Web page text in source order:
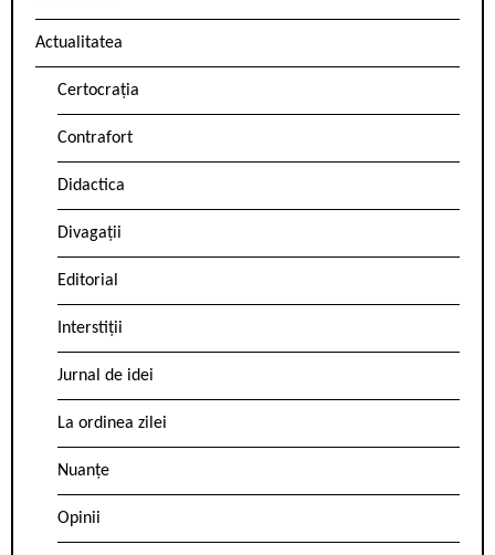
Actualitatea
Certocrația
Contrafort
Didactica
Divagații
Editorial
Interstiții
Jurnal de idei
La ordinea zilei
Nuanțe
Opinii